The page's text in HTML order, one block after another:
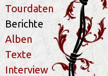
Tourdaten
Berichte
Alben
Texte
Interview